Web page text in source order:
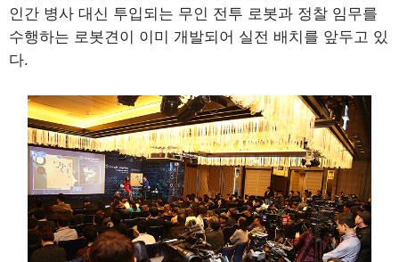
인간 병사 대신 투입되는 무인 전투 로봇과 정찰 임무를
수행하는 로봇견이 이미 개발되어 실전 배치를 앞두고 있
다.